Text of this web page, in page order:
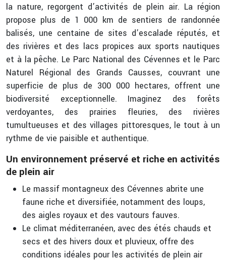
la nature, regorgent d’activités de plein air. La région
propose plus de 1 000 km de sentiers de randonnée
balisés, une centaine de sites d’escalade réputés, et
des rivières et des lacs propices aux sports nautiques
et à la pêche. Le Parc National des Cévennes et le Parc
Naturel Régional des Grands Causses, couvrant une
superficie de plus de 300 000 hectares, offrent une
biodiversité exceptionnelle. Imaginez des forêts
verdoyantes, des prairies fleuries, des rivières
tumultueuses et des villages pittoresques, le tout à un
rythme de vie paisible et authentique.
Un environnement préservé et riche en activités
de plein air
Le massif montagneux des Cévennes abrite une
faune riche et diversifiée, notamment des loups,
des aigles royaux et des vautours fauves.
Le climat méditerranéen, avec des étés chauds et
secs et des hivers doux et pluvieux, offre des
conditions idéales pour les activités de plein air